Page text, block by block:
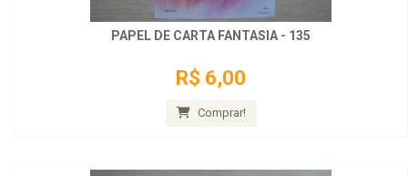
PAPEL DE CARTA FANTASIA - 135
R$ 6,00
Comprar!